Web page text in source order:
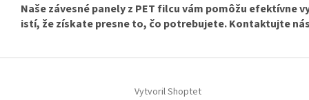
Naše závesné panely z PET filcu vám pomôžu
istí, že získate presne to, čo potrebujete. Kontaktujte
Vytvoril Shoptet